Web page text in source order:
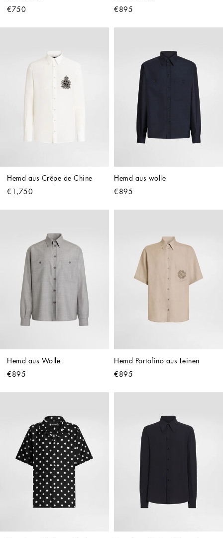
€750
€895
Hemd aus Crêpe de Chine
€1,750
Hemd aus wolle
€895
Hemd aus Wolle
€895
Hemd Portofino aus Leinen
€895